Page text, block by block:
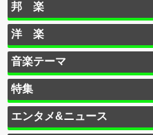
邦 楽
洋 楽
音楽テーマ
特集
エンタメ&ニュース